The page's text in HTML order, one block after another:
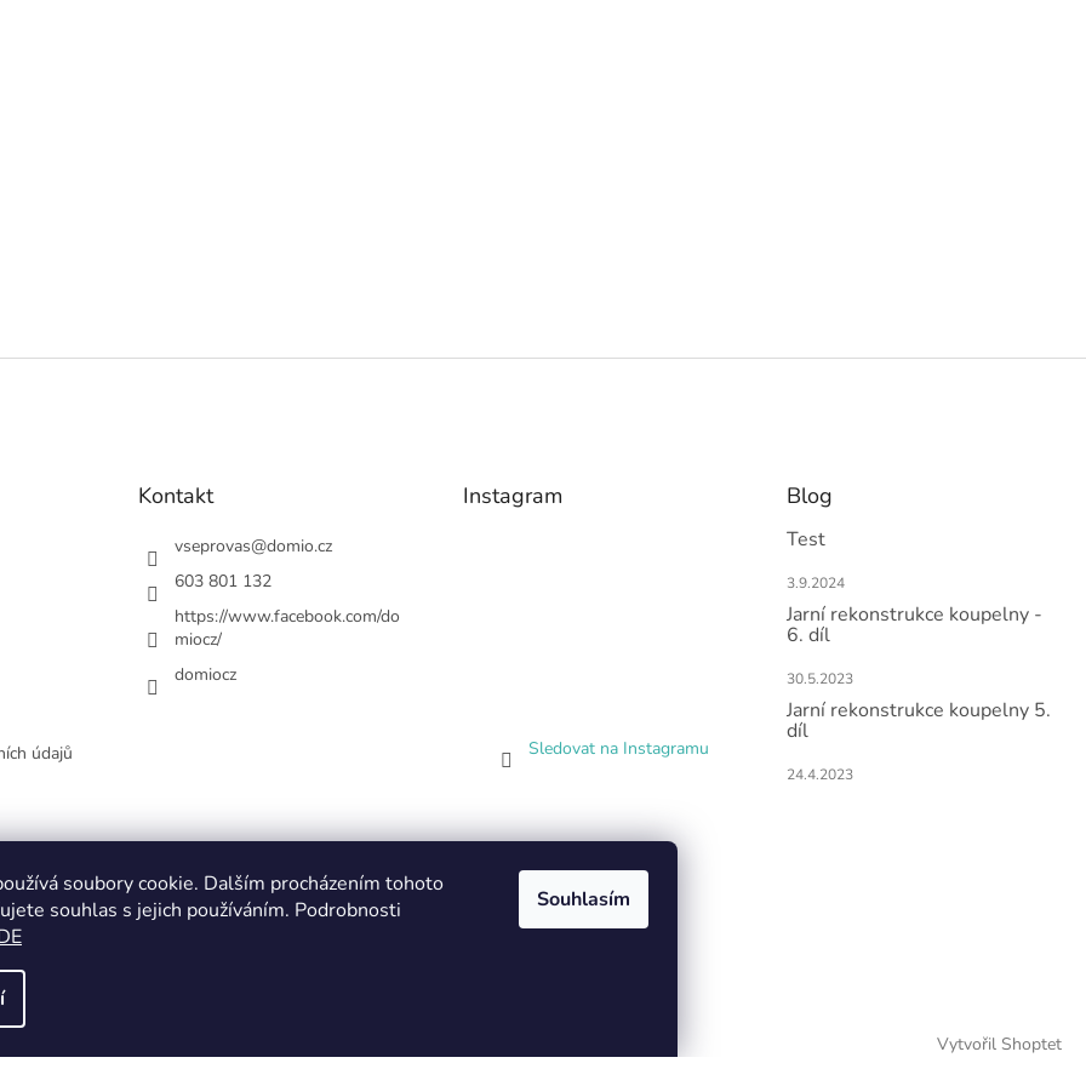
soubory cookie. Dalším procházením tohoto
souhlas s jejich používáním. Podrobnosti
Souhlasím
údajů
Kontakt
vseprovas@domio.cz
603 801 132
https://www.facebook.com/do
miocz/
domiocz
Instagram
Sledovat na Instagramu
Blog
Test
3.9.2024
Jarní rekonstrukce koupelny -
6. díl
30.5.2023
Jarní rekonstrukce koupelny 5.
díl
24.4.2023
Vytvořil Shoptet